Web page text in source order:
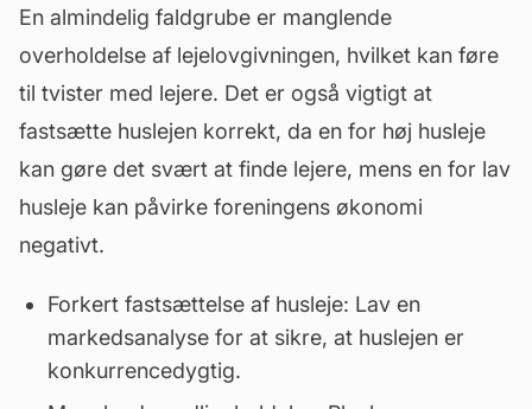
En almindelig faldgrube er manglende
overholdelse af lejelovgivningen, hvilket kan føre
til tvister med lejere. Det er også vigtigt at
fastsætte huslejen korrekt, da en for høj husleje
kan gøre det svært at finde lejere, mens en for lav
husleje kan påvirke foreningens økonomi
negativt.
Forkert fastsættelse af husleje: Lav en
markedsanalyse for at sikre, at huslejen er
konkurrencedygtig.